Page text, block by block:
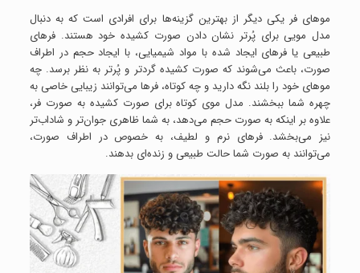
موهای فر یکی دیگر از بهترین گزینه‌ها برای افرادی است که به دنبال
مدل مویی برای پُرتر نشان دادن صورت کشیده خود هستند. فرهای
طبیعی یا فرهای ایجاد شده با مواد شیمیایی، با ایجاد حجم در اطراف
صورت، باعث می‌شوند که صورت کشیده گردتر و پُرتر به نظر برسد. چه
موهای خود را بلند نگه دارید و چه کوتاه، فرها می‌توانند زیبایی خاصی به
چهره شما ببخشند. مدل موی کوتاه برای صورت کشیده به صورت فر،
علاوه بر اینکه به صورت حجم می‌دهد، به شما ظاهری جوان‌تر و شاداب‌تر
نیز می‌بخشد. فرهای نرم و لطیف، به خصوص در اطراف صورت،
می‌توانند به صورت شما حالت طبیعی و زنده‌ای بدهند.